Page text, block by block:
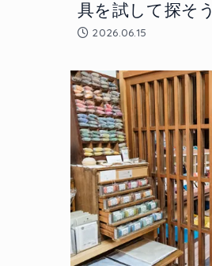
具を試して探そう
2026.06.15